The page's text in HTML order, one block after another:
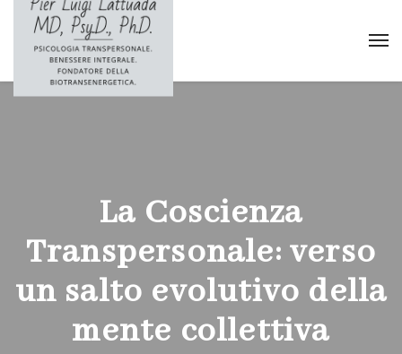
La Coscienza
Transpersonale: verso
un salto evolutivo della
mente collettiva